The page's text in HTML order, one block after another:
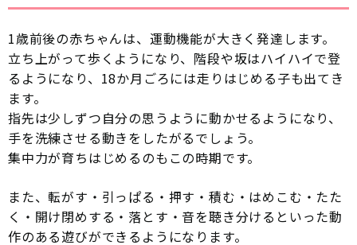
1歳前後の赤ちゃんは、運動機能が大きく発達します。
立ち上がって歩くようになり、階段や坂はハイハイで登
るようになり、18か月ごろには走りはじめる子も出てき
ます。
指先は少しずつ自分の思うように動かせるようになり、
手を洗練させる動きをしたがるでしょう。
集中力が育ちはじめるのもこの時期です。
また、転がす・引っぱる・押す・積む・はめこむ・たた
く・開け閉めする・落とす・音を聴き分けるといった動
作のある遊びができるようになります。